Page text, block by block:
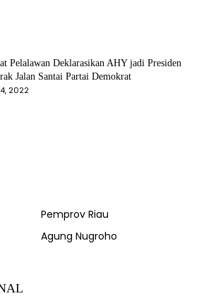
Pelalawan Deklarasikan AHY jadi Presiden
Jalan Santai Partai Demokrat
2022
Pemprov Riau
Agung Nugroho